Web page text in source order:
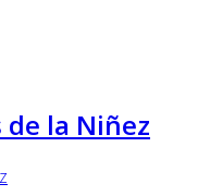
la Niñez